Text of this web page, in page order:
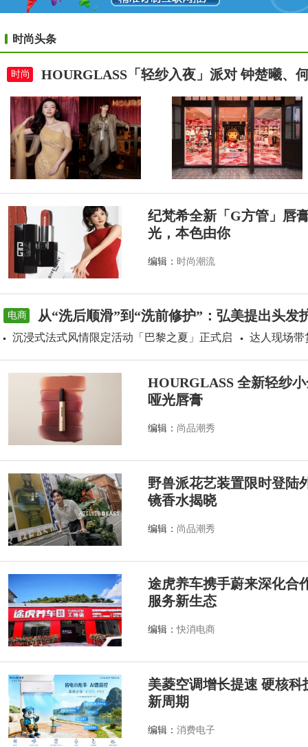
时尚头条
时尚 HOURGLASS「轻纱入夜」派对 钟楚曦、
纪梵希全新「G方管」唇
光，本色由你
编辑： 时尚潮流
电商 从“洗后顺滑”到“洗前修护”：弘美提出头发
沉浸式法式风情限定活动「巴黎之夏」正式启 达人现场带
HOURGLASS 全新轻纱
哑光唇膏
编辑： 尚品潮秀
野兽派花艺装置限时登
镜香水揭晓
编辑： 尚品潮秀
途虎养车携手蔚来深化合
服务新生态
编辑：快消电商
美菱空调增长提速 硬核
新周期
编辑： 消费电子